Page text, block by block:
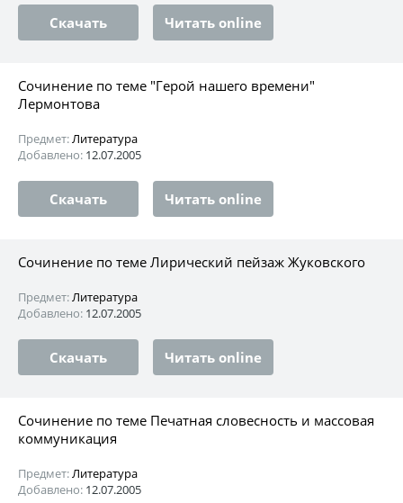
Скачать Читать online
Сочинение по теме "Герой нашего времени"
Лермонтова
Предмет:Литература
Добавлено: 12.07.2005
Скачать Читать online
Сочинение по теме Лирический пейзаж Жуковского
Предмет:Литература
Добавлено: 12.07.2005
Скачать Читать online
Сочинение по теме Печатная словесность и массовая
коммуникация
Предмет:Литература
Добавлено: 12.07.2005